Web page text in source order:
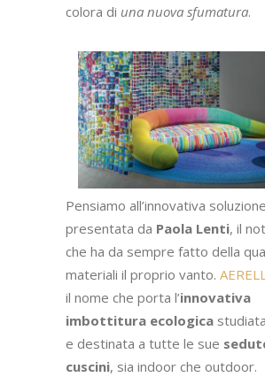
colora di una nuova sfumatura.
Pensiamo all’innovativa soluzione
presentata da Paola Lenti, il
che ha da sempre fatto della
materiali il proprio vanto.
il nome che porta l’innovativa
imbottitura ecologica
e destinata a tutte le sue
cuscini, sia indoor che outdoor.